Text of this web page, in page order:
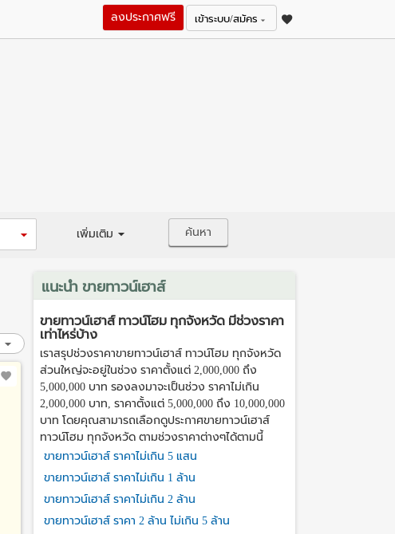
เข้าระบบ/สมัคร
ลงประกาศฟรี
เพิ่มเติม ค้นหา
แนะนำ ขายทาวน์เฮาส์
ขายทาวน์เฮาส์ ทาวน์โฮม ทุกจังหวัด มีช่วงราคา
เท่าไหร่บ้าง
เราสรุปช่วงราคาขายทาวน์เฮาส์ ทาวน์โฮม ทุกจังหวัด
ส่วนใหญ่จะอยู่ในช่วง ราคาตั้งแต่ 2,000,000 ถึง
5,000,000 บาท รองลงมาจะเป็นช่วง ราคาไม่เกิน
2,000,000 บาท, ราคาตั้งแต่ 5,000,000 ถึง 10,000,000
บาท โดยคุณสามารถเลือกดูประกาศขายทาวน์เฮาส์
ทาวน์โฮม ทุกจังหวัด ตามช่วงราคาต่างๆได้ตามนี้
ขายทาวน์เฮาส์ ราคาไม่เกิน 5 แสน
ขายทาวน์เฮาส์ ราคาไม่เกิน 1 ล้าน
ขายทาวน์เฮาส์ ราคาไม่เกิน 2 ล้าน
ขายทาวน์เฮาส์ ราคา 2 ล้าน ไม่เกิน 5 ล้าน